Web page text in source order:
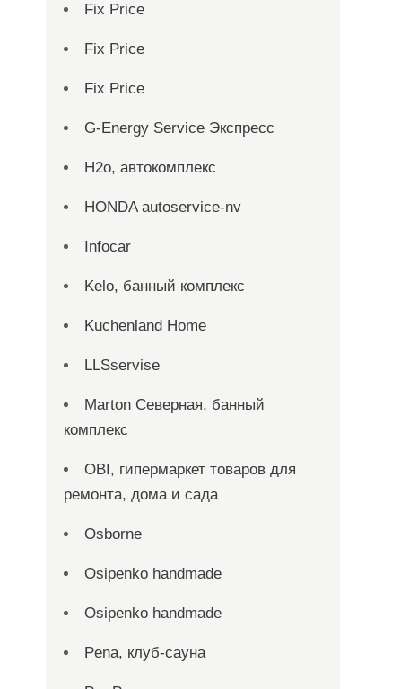
Fix Price
Fix Price
Fix Price
G-Energy Service Экспресс
H2о, автокомплекс
HONDA autoservice-nv
Infocar
Kelo, банный комплекс
Kuchenland Home
LLSservise
Marton Северная, банный
комплекс
OBI, гипермаркет товаров для
ремонта, дома и сада
Osborne
Osipenko handmade
Osipenko handmade
Pena, клуб-сауна